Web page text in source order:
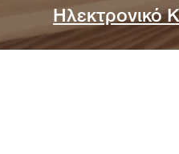
Ηλεκτρονικό